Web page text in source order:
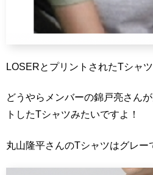
LOSERとプリントされたTシャツ
どうやらメンバーの錦戸亮さん
トしたTシャツみたいですよ！
丸山隆平さんのTシャツはグレー